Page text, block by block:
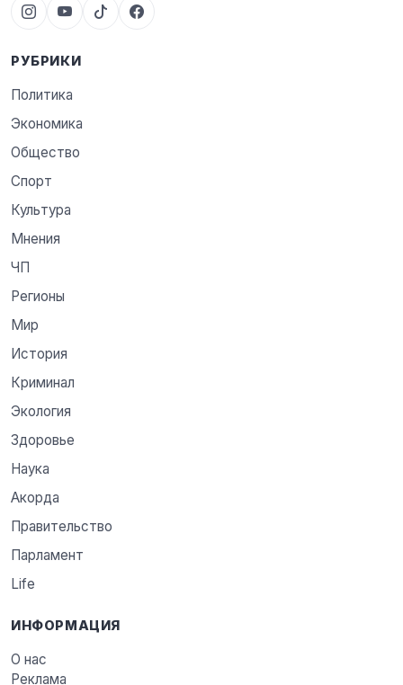
РУБРИКИ
Политика
Экономика
Общество
Спорт
Культура
Мнения
ЧП
Регионы
Мир
История
Криминал
Экология
Здоровье
Наука
Акорда
Правительство
Парламент
Life
ИНФОРМАЦИЯ
О нас
Реклама